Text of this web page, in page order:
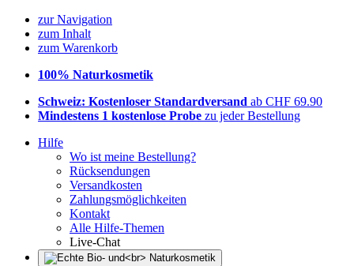
zur Navigation
zum Inhalt
zum Warenkorb
100% Naturkosmetik
Schweiz: Kostenloser Standardversand ab CHF 69.90
Mindestens 1 kostenlose Probe zu jeder Bestellung
Hilfe
Wo ist meine Bestellung?
Rücksendungen
Versandkosten
Zahlungsmöglichkeiten
Kontakt
Alle Hilfe-Themen
Live-Chat